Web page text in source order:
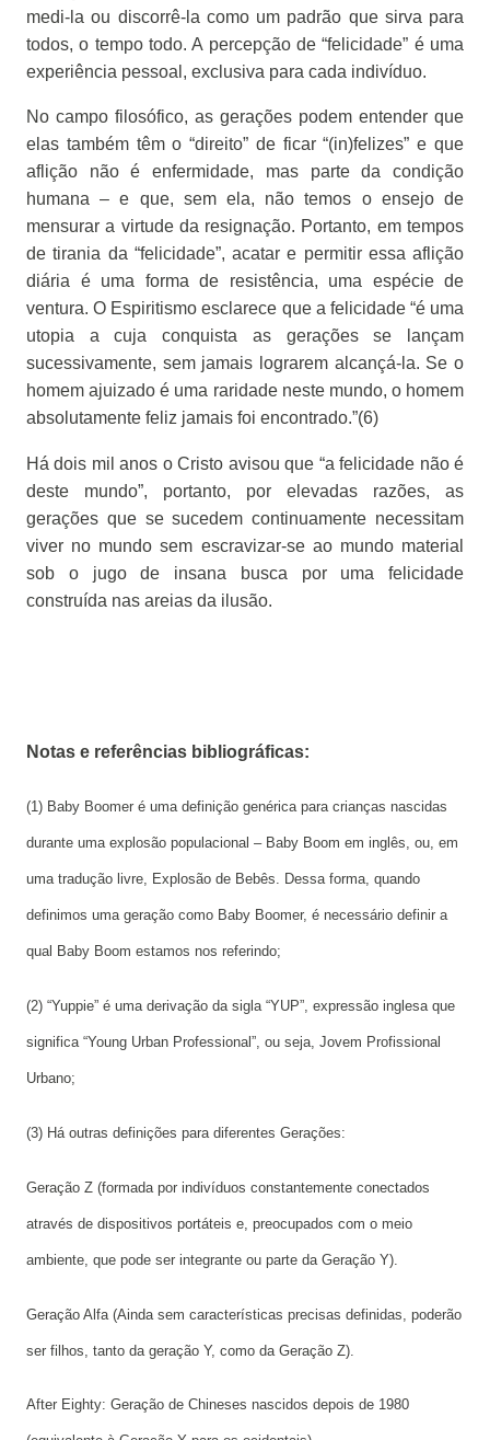
medi-la ou discorrê-la como um padrão que sirva para
todos, o tempo todo. A percepção de “felicidade” é uma
experiência pessoal, exclusiva para cada indivíduo.
No campo filosófico, as gerações podem entender que
elas também têm o “direito” de ficar “(in)felizes” e que
aflição não é enfermidade, mas parte da condição
humana – e que, sem ela, não temos o ensejo de
mensurar a virtude da resignação. Portanto, em tempos
de tirania da “felicidade”, acatar e permitir essa aflição
diária é uma forma de resistência, uma espécie de
ventura. O Espiritismo esclarece que a felicidade “é uma
utopia a cuja conquista as gerações se lançam
sucessivamente, sem jamais lograrem alcançá-la. Se o
homem ajuizado é uma raridade neste mundo, o homem
absolutamente feliz jamais foi encontrado.”(6)
Há dois mil anos o Cristo avisou que “a felicidade não é
deste mundo”, portanto, por elevadas razões, as
gerações que se sucedem continuamente necessitam
viver no mundo sem escravizar-se ao mundo material
sob o jugo de insana busca por uma felicidade
construída nas areias da ilusão.
Notas e referências bibliográficas:
(1) Baby Boomer é uma definição genérica para crianças nascidas
durante uma explosão populacional – Baby Boom em inglês, ou, em
uma tradução livre, Explosão de Bebês. Dessa forma, quando
definimos uma geração como Baby Boomer, é necessário definir a
qual Baby Boom estamos nos referindo;
(2) “Yuppie” é uma derivação da sigla “YUP”, expressão inglesa que
significa “Young Urban Professional”, ou seja, Jovem Profissional
Urbano;
(3) Há outras definições para diferentes Gerações:
Geração Z (formada por indivíduos constantemente conectados
através de dispositivos portáteis e, preocupados com o meio
ambiente, que pode ser integrante ou parte da Geração Y).
Geração Alfa (Ainda sem características precisas definidas, poderão
ser filhos, tanto da geração Y, como da Geração Z).
After Eighty: Geração de Chineses nascidos depois de 1980